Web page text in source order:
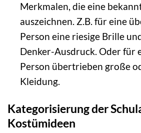
Merkmalen, die eine
auszeichnen. Z.B. für eine
Person eine riesige Brille
Denker-Ausdruck. Oder für
Person übertrieben große
Kleidung.
Kategorisierung der
Kostümideen